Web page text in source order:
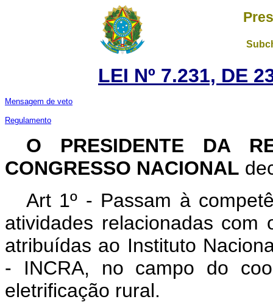
LEI Nº 7.231, DE
Mensagem de veto
Regulamento
O PRESIDENTE DA
CONGRESSO NACIONAL
Art 1º - Passam à
atividades relacionadas com
atribuídas ao Instituto
- INCRA, no campo do
eletrificação rural.